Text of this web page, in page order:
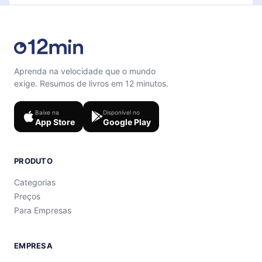
Aprenda na velocidade que o mundo
exige. Resumos de livros em 12 minutos.
Baixe na
App Store
Disponível no
Google Play
PRODUTO
Categorias
Preços
Para Empresas
EMPRESA